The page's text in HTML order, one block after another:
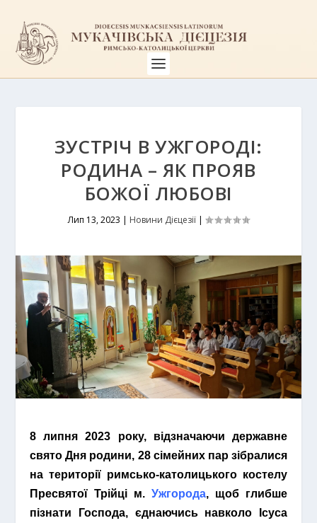
ЗУСТРІЧ В УЖГОРОДІ:
РОДИНА – ЯК ПРОЯВ
БОЖОЇ ЛЮБОВІ
Лип 13, 2023 | Новини Дієцезії |
8 липня 2023 року, відзначаючи державне
свято Дня родини, 28 сімейних пар зібралися
на території римсько-католицького костелу
Пресвятої Трійці м. Ужгорода, щоб глибше
пізнати Господа, єднаючись навколо Ісуса